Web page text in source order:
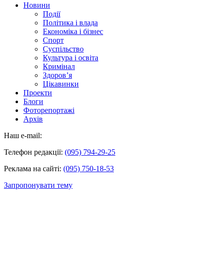
Новини
Події
Політика і влада
Економіка і бізнес
Спорт
Суспільство
Культура і освіта
Кримінал
Здоров’я
Цікавинки
Проекти
Блоги
Фоторепортажі
Архів
Наш e-mail:
Телефон редакції: (095) 794-29-25
Реклама на сайті: (095) 750-18-53
Запропонувати тему